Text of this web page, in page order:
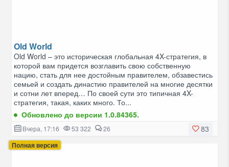
Old World
Old World – это историческая глобальная 4X-стратегия, в
которой вам придется возглавить свою собственную
нацию, стать для нее достойным правителем, обзавестись
семьей и создать династию правителей на многие десятки
и сотни лет вперед… По своей сути это типичная 4X-
стратегия, такая, каких много. То...
Обновлено до версии 1.0.84365.
83
Вчера, 17:16 53 322 26
Полная версия